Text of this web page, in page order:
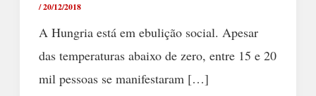
/20/12/2018
A Hungria está em ebulição social. Apesar
das temperaturas abaixo de zero, entre 15 e 20
mil pessoas se manifestaram […]